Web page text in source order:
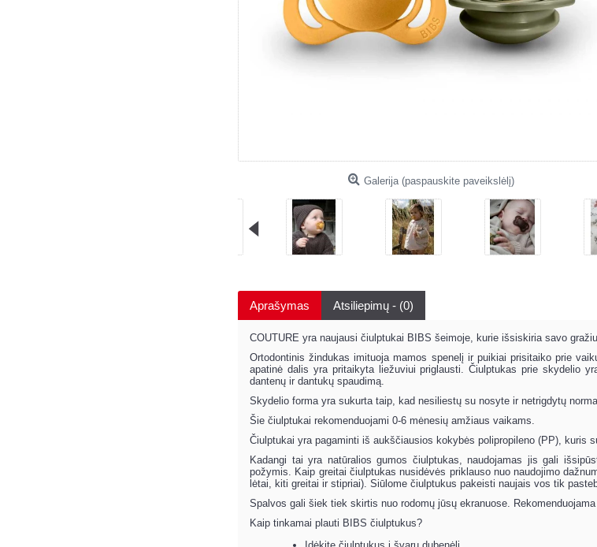
Galerija (paspauskite paveikslėlį)
Aprašymas Atsiliepimų - (0)
COUTURE yra naujausi čiulptukai BIBS šeimoje, kurie išsiskiria savo
Ortodontinis žindukas imituoja mamos spenelį ir puikiai prisitaiko prie
apatinė dalis yra pritaikyta liežuviui priglausti. Čiulptukas prie skydelio
dantenų ir dantukų spaudimą.
Skydelio forma yra sukurta taip, kad nesiliestų su nosyte ir netrigdytų
Šie čiulptukai rekomenduojami 0-6 mėnesių amžiaus vaikams.
Čiulptukai yra pagaminti iš aukščiausios kokybės polipropileno (PP), kuris
Kadangi tai yra natūralios gumos čiulptukas, naudojamas jis gali
požymis. Kaip greitai čiulptukas nusidėvės priklauso nuo naudojimo
lėtai, kiti greitai ir stipriai). Siūlome čiulptukus pakeisti naujais vos tik
Spalvos gali šiek tiek skirtis nuo rodomų jūsų ekranuose.
Kaip tinkamai plauti BIBS čiulptukus?